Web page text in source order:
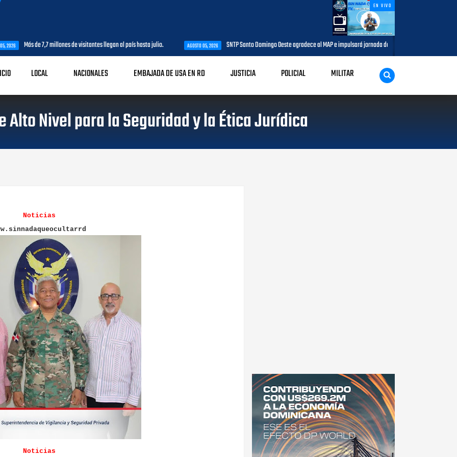
EN VIVO
de 7,7 millones de visitantes llegan al país hasta julio. AGOSTO 05, 2026 SNTP Santo Domingo Oeste agradece al MAP e impulsará jornada de capacitación para comunicadores del
LOCAL NACIONALES EMBAJADA DE USA EN RD JUSTICIA POLICIAL MILITAR
Alto Nivel para la Seguridad y la Ética Jurídica
Noticias
Noticias